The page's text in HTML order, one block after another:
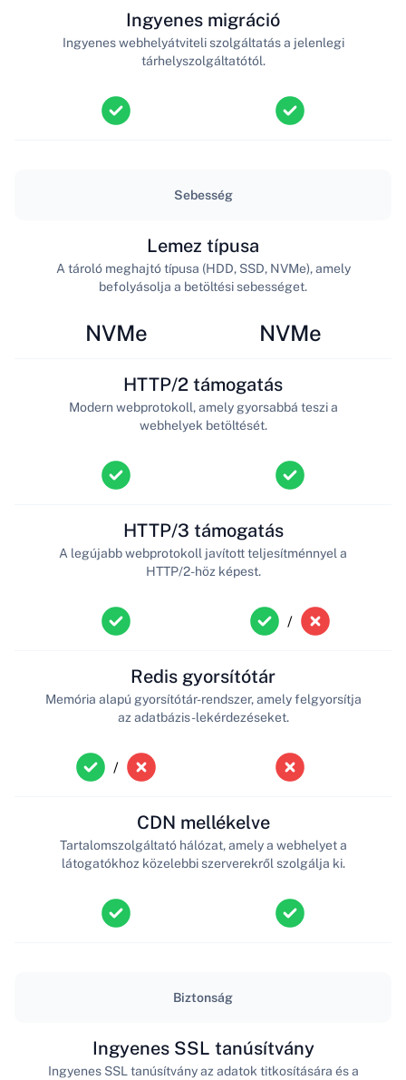
Ingyenes migráció
Ingyenes webhelyátviteli szolgáltatás a jelenlegi
tárhelyszolgáltatótól.
Sebesség
NVMe
Lemez típusa
A tároló meghajtó típusa (HDD, SSD, NVMe), amely
befolyásolja a betöltési sebességet.
NVMe
HTTP/2 támogatás
Modern webprotokoll, amely gyorsabbá teszi a
webhelyek betöltését.
HTTP/3 támogatás
A legújabb webprotokoll javított teljesítménnyel a
HTTP/2-höz képest.
/
/
Redis gyorsítótár
Memória alapú gyorsítótár-rendszer, amely felgyorsítja
az adatbázis-lekérdezéseket.
CDN mellékelve
Tartalomszolgáltató hálózat, amely a webhelyet a
látogatókhoz közelebbi szerverekről szolgálja ki.
Biztonság
Ingyenes SSL tanúsítvány
Ingyenes SSL tanúsítvány az adatok titkosítására és a